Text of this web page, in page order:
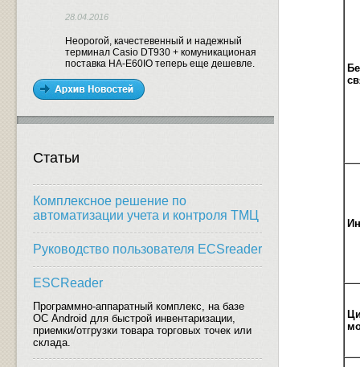
28.04.2016
Неорогой, качестевенный и надежный
терминал Casio DT930 + комуникационая
поставка HA-E60IO теперь еще дешевле.
Статьи
Комплексное решение по
автоматизации учета и контроля ТМЦ
Руководство пользователя ECSreader
ESCReader
Программно-аппаратный комплекс, на базе
ОС Android для быстрой инвентаризации,
приемки/отгрузки товара торговых точек или
склада.